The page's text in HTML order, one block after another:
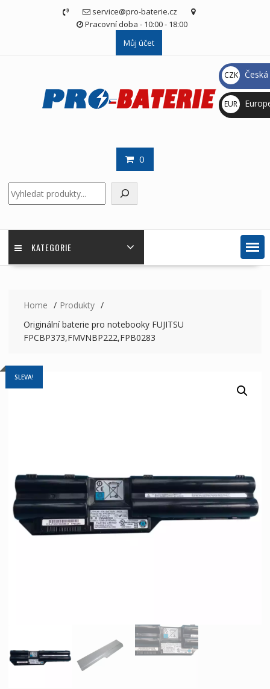
service@pro-baterie.cz
Pracovní doba - 10:00 - 18:00
Můj účet
0
KATEGORIE
Home
Produkty
Originální baterie pro notebooky FUJITSU
FPCBP373,FMVNBP222,FPB0283
SLEVA!
CZK
Kč
EUR
€